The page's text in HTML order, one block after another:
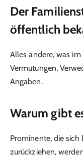
Der
öffentlich
Alles andere, was
Vermutungen,
Angaben.
Warum gibt
Prominente, die
zurückziehen,